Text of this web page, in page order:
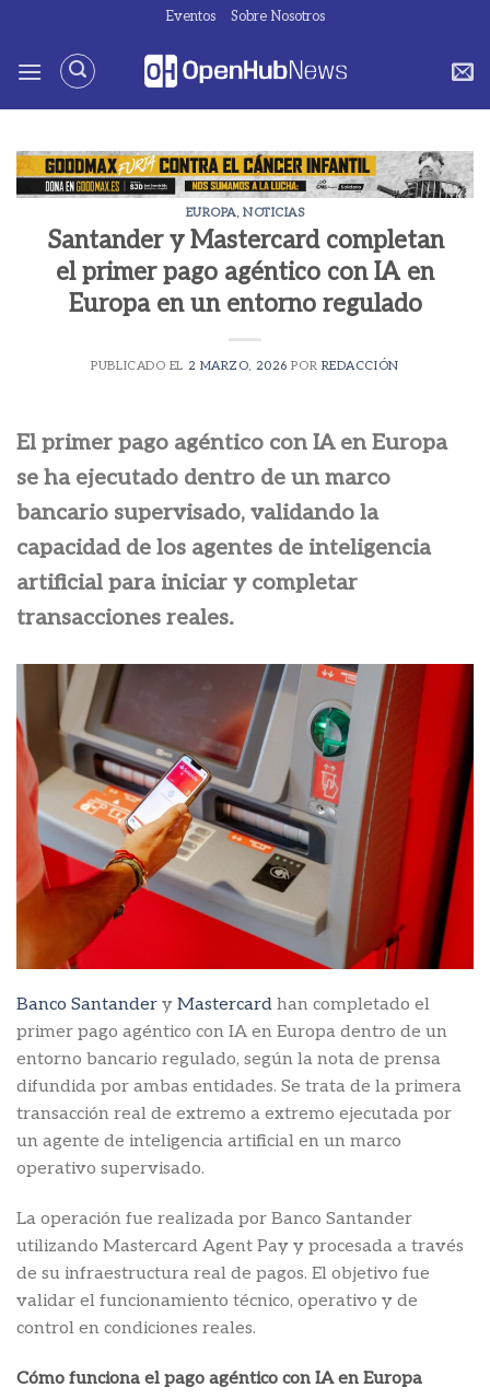
contenido
Eventos Sobre Nosotros
EUROPA, NOTICIAS
Santander y Mastercard completan
el primer pago agéntico con IA en
Europa en un entorno regulado
PUBLICADO EL 2 MARZO, 2026 POR REDACCIÓN
El primer pago agéntico con IA en Europa
se ha ejecutado dentro de un marco
bancario supervisado, validando la
capacidad de los agentes de inteligencia
artificial para iniciar y completar
transacciones reales.
Banco Santander y Mastercard han completado el
primer pago agéntico con IA en Europa dentro de un
entorno bancario regulado, según la nota de prensa
difundida por ambas entidades. Se trata de la primera
transacción real de extremo a extremo ejecutada por
un agente de inteligencia artificial en un marco
operativo supervisado.
La operación fue realizada por Banco Santander
utilizando Mastercard Agent Pay y procesada a través
de su infraestructura real de pagos. El objetivo fue
validar el funcionamiento técnico, operativo y de
control en condiciones reales.
Cómo funciona el pago agéntico con IA en Europa